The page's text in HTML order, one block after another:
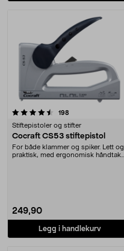
198
Stiftepistoler og stifter
Cocraft CS53 stiftepistol
For både klammer og spiker. Lett og
praktisk, med ergonomisk håndtak.
249,90
Legg i handlekurv
5.0 av 5 stjerner